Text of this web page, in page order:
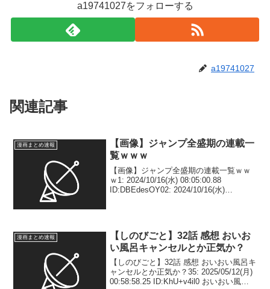
a19741027をフォローする
a19741027
関連記事
漫画まとめ速報
【画像】ジャンプ全盛期の連載一
覧ｗｗｗ
【画像】ジャンプ全盛期の連載一覧ｗｗ
ｗ1: 2024/10/16(水) 08:05:00.88
ID:DBEdesOY02: 2024/10/16(水)
漫画まとめ速報
【しのびごと】32話 感想 おいお
い風呂キャンセルとか正気か？
【しのびごと】32話 感想 おいおい風呂キ
ャンセルとか正気か？35: 2025/05/12(月)
00:58:58.25 ID:KhU+v4il0 おいおい風呂